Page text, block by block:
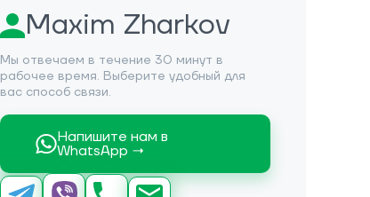
Maxim Zharkov
Мы отвечаем в течение 30 минут в
рабочее время. Выберите удобный для
вас способ связи.
Напишите нам в
WhatsApp →